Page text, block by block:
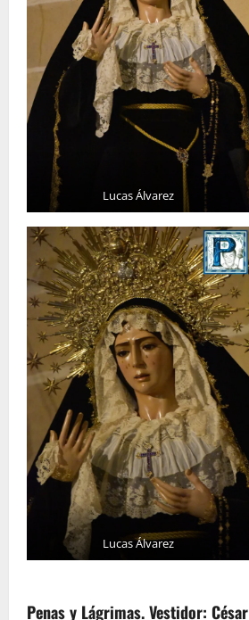
Lucas Álvarez
Lucas Álvarez
Penas y Lágrimas. Vestidor: César